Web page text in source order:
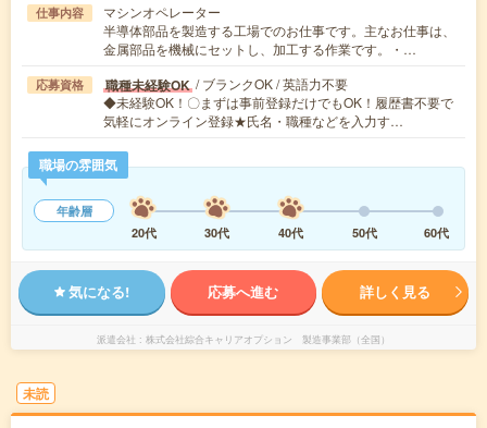
仕事内容
マシンオペレーター
半導体部品を製造する工場でのお仕事です。主なお仕事は、
金属部品を機械にセットし、加工する作業です。・…
応募資格 職種未経験OK / ブランクOK / 英語力不要
◆未経験OK！〇まずは事前登録だけでもOK！履歴書不要で
気軽にオンライン登録★氏名・職種などを入力す…
職場の雰囲気
年齢層
20代
30代 40代 50代 60代
気になる! 応募へ進む 詳しく見る
派遣会社 株式会社綜合キャリアオプション 製造事業部（全国）
未読